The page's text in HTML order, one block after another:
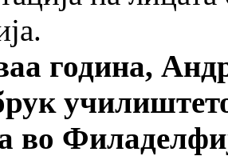
година,
во